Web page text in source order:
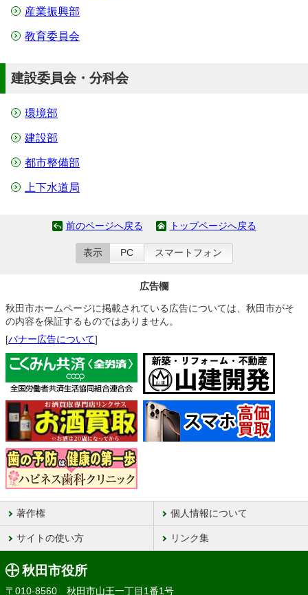
産業振興部
教育委員会
建設委員会・分科会
環境部
建設部
都市整備部
上下水道局
前のページへ戻る トップページへ戻る
表示 PC スマートフォン
広告欄
秋田市ホームページに掲載されている広告については、秋田市がそ
の内容を保証するものではありません。
[バナー広告について]
著作権 個人情報について
サイトの使い方 リンク集
秋田市役所
〒010-8560 秋田市山王一丁目1番1号